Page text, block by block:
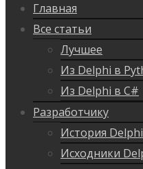
Главная
Все статьи
Лучшее
Из Delphi в
Из Delphi в C#
Разработчику
История Delphi
Исходники